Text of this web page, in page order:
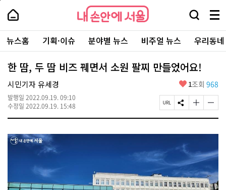
본
로
가
내
손
안
에
서
울
-
서
울
시
대
표
소
포
털
내
손
에
울
검
창
열
기
메
뉴
전
체
보
주
요
서
뉴스홈 기획·이슈 분야별 뉴스 비주얼 뉴스 우리동
한 땀, 두 땀 비즈 꿰면서 소원 팔찌 만들었어요!
시민기자 유세경
발행일 2022.09.19. 09:10
수정일 2022.09.19. 15:48
좋
요
1조회 968
페
이
U
L
사
S
N
공
유
하
기
글
자
기
게
변
경
하
기
글
자
기
게
변
하
기
페
상
단
로